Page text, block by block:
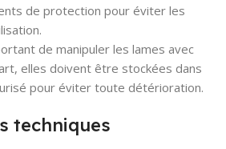
de protection pour éviter les
de manipuler les lames avec
elles doivent être stockées dans
pour éviter toute détérioration.
techniques